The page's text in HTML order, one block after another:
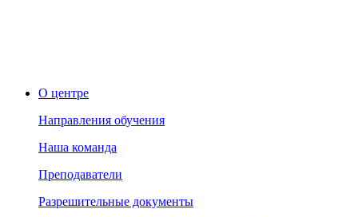
О центре
Направления обучения
Наша команда
Преподаватели
Разрешительные документы